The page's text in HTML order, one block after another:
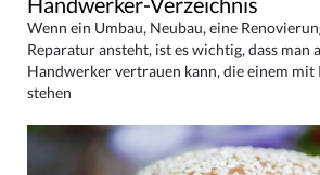
Wenn ein Umbau, Neubau, eine
Reparatur ansteht, ist es wichtig, dass man
Handwerker vertrauen kann, die einem mit
stehen